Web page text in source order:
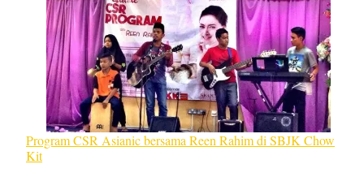
Program CSR Asianic bersama Reen Rahim di SBJK Chow
Kit